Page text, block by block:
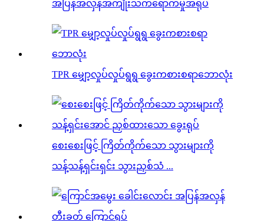
အပြန်အလှန်အကျိုးသက်ရောက်မှုအရုပ်
TPR မျှော့လှုပ်လှုပ်ရွရွ ခွေးကစားစရာဘောလုံး
စေးစေးဖြင့် ကြိတ်ကိုက်သော သွားများကို
သန့်သန့်ရှင်းရှင်း သွားညှစ်သံ ...